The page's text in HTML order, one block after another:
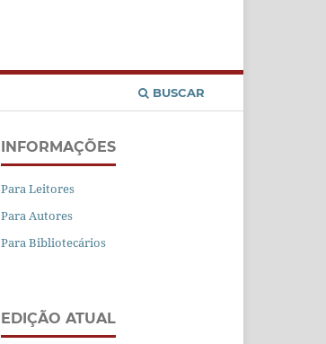
BUSCAR
INFORMAÇÕES
Para Leitores
Para Autores
Para Bibliotecários
EDIÇÃO ATUAL